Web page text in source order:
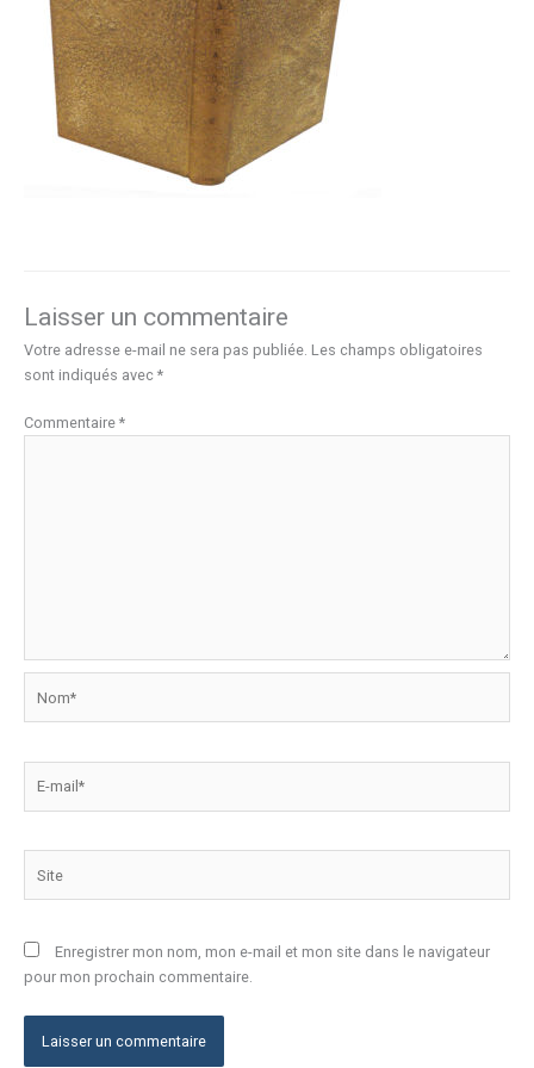
Laisser un commentaire
Votre adresse e-mail ne sera pas publiée. Les champs obligatoires
sont indiqués avec *
Commentaire *
mail*
Enregistrer mon nom, mon e-mail et mon site dans le navigateur
pour mon prochain commentaire.